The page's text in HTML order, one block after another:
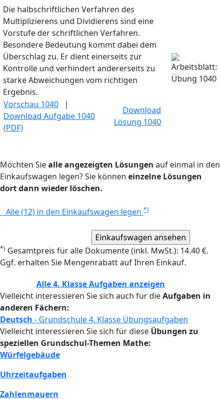
Die halbschriftlichen Verfahren des
Multiplizierens und Dividierens sind eine
Vorstufe der schriftlichen Verfahren.
Besondere Bedeutung kommt dabei dem
Überschlag zu. Er dient einerseits zur
Kontrolle und verhindert andererseits zu
starke Abweichungen vom richtigen
Ergebnis.
Vorschau 1040 |
Download Aufgabe 1040
(PDF)
Download
Lösung 1040
Möchten Siealle angezeigten Lösungen auf einmal in den
Einkaufswagen legen? Sie können einzelne Lösungen
dort dann wieder löschen.
Alle (12) in den Einkaufswagen legen *)
*) Gesamtpreis für alle Dokumente (inkl. MwSt.): 14.40 €.
Ggf. erhalten Sie Mengenrabatt auf Ihren Einkauf.
Alle 4. Klasse Aufgaben anzeigen
Vielleicht interessieren Sie sich auch für dieAufgaben in
anderen Fächern:
Deutsch - Grundschule 4. Klasse Übungsaufgaben
Vielleicht interessieren Sie sich für diese Übungen zu
speziellen Grundschul-Themen Mathe:
Würfelgebäude
Uhrzeitaufgaben
Zahlenmauern